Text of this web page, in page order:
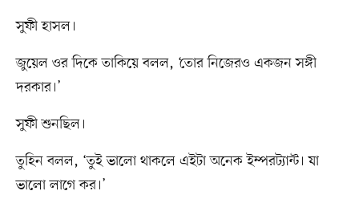
সুফী হাসল।
জুয়েল ওর দিকে তাকিয়ে বলল, ‘তোর নিজেরও একজন সঙ্গী
দরকার।’
সুফী শুনছিল।
তুহিন বলল, ‘তুই ভালো থাকলে এইটা অনেক ইম্পরট্যান্ট। যা
ভালো লাগে কর।’